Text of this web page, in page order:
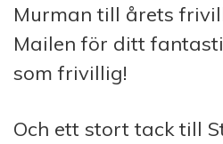
Murman till årets
Mailen för ditt
som frivillig!
Och ett stort tack till